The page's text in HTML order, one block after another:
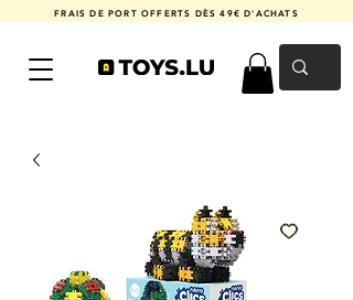
FRAIS DE PORT OFFERTS DÈS 49€ D'ACHATS